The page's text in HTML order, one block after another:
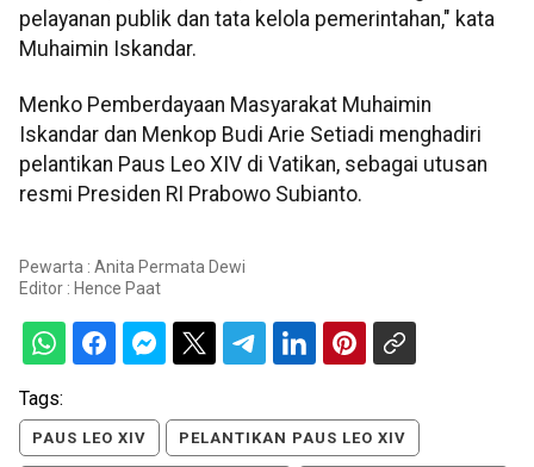
pelayanan publik dan tata kelola pemerintahan," kata
Muhaimin Iskandar.
Menko Pemberdayaan Masyarakat Muhaimin
Iskandar dan Menkop Budi Arie Setiadi menghadiri
pelantikan Paus Leo XIV di Vatikan, sebagai utusan
resmi Presiden RI Prabowo Subianto.
Pewarta : Anita Permata Dewi
Editor : Hence Paat
Tags:
PAUS LEO XIV PELANTIKAN PAUS LEO XIV